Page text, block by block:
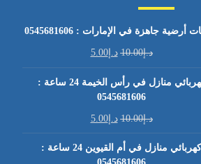
أرضية جاهزة في الإمارات : 0545681606
د.إ10.00 د.إ5.00
كهربائي منازل في رأس الخيمة 24 ساعة :
0545681606
د.إ10.00 د.إ5.00
كهربائي منازل في أم القيوين 24 ساعة :